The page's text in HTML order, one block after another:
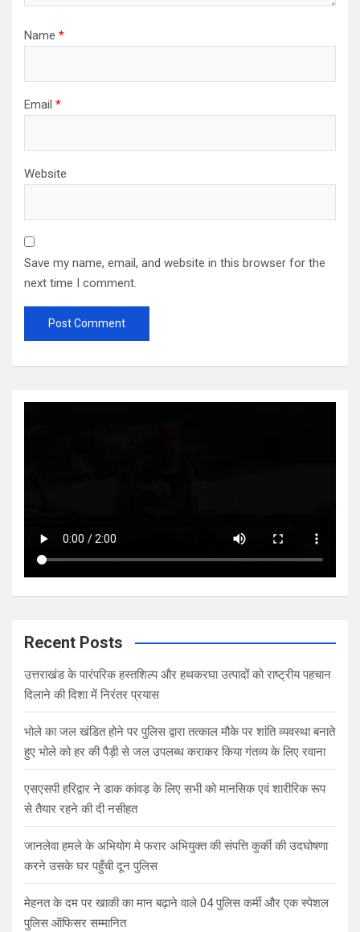
Name *
Email *
Website
Save my name, email, and website in this browser for the
next time I comment.
Recent Posts
उत्तराखंड के पारंपरिक हस्तशिल्प और हथकरघा उत्पादों को राष्ट्रीय पहचान
दिलाने की दिशा में निरंतर प्रयास
भोले का जल खंडित होने पर पुलिस द्वारा तत्काल मौके पर शांति व्यवस्था बनाते
हुए भोले को हर की पैड़ी से जल उपलब्ध कराकर किया गंतव्य के लिए रवाना
एसएसपी हरिद्वार ने डाक कांवड़ के लिए सभी को मानसिक एवं शारीरिक रूप
से तैयार रहने की दी नसीहत
जानलेवा हमले के अभियोग मे फरार अभियुक्त की संपत्ति कुर्की की उदघोषणा
करने उसके घर पहुँची दून पुलिस
मेहनत के दम पर खाकी का मान बढ़ाने वाले 04 पुलिस कर्मी और एक स्पेशल
पुलिस ऑफिसर सम्मानित